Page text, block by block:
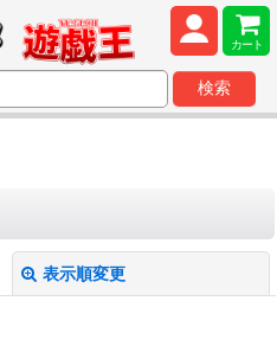
カート
検索
表示順変更